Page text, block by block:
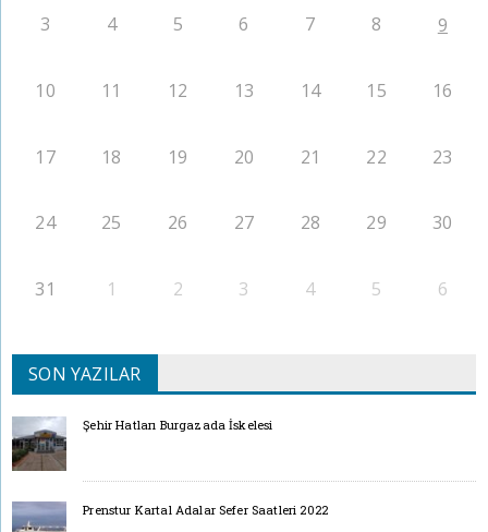
3 4 5 6 7 8 9
10 11 12 13 14 15 16
17 18 19 20 21 22 23
24 25 26 27 28 29 30
31 1 2 3 4 5 6
SON YAZILAR
Şehir Hatları Burgazada İskelesi
Prenstur Kartal Adalar Sefer Saatleri 2022